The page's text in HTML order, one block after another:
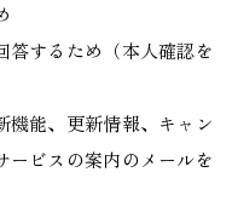
答するため（本人確認を
機能、更新情報、キャン
ービスの案内のメールを